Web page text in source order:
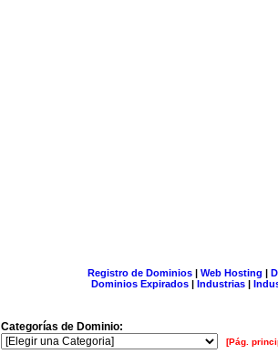
Registro de Dominios| Web Hosting |
Dominios Expirados | Industrias |
Categorías de Dominio:
[Pág.